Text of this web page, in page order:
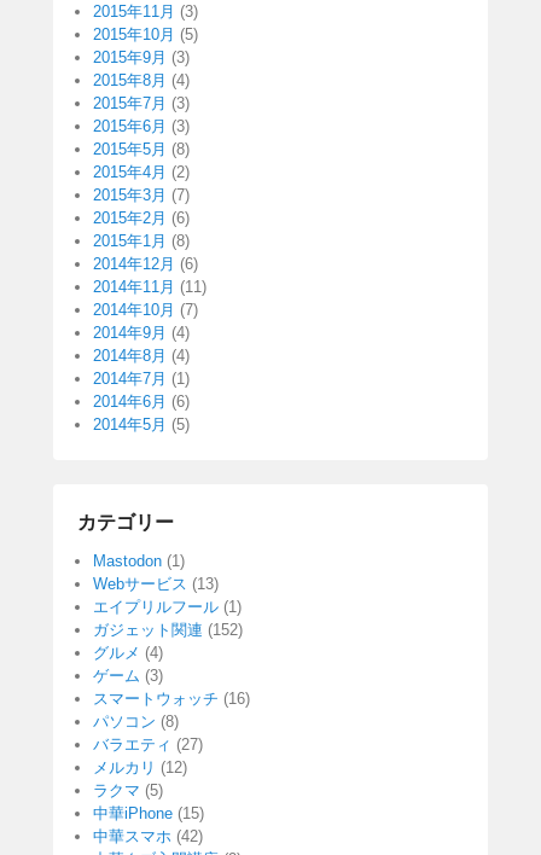
2015年11月 (3)
2015年10月 (5)
2015年9月 (3)
2015年8月 (4)
2015年7月 (3)
2015年6月 (3)
2015年5月 (8)
2015年4月 (2)
2015年3月 (7)
2015年2月 (6)
2015年1月 (8)
2014年12月 (6)
2014年11月 (11)
2014年10月 (7)
2014年9月 (4)
2014年8月 (4)
2014年7月 (1)
2014年6月 (6)
2014年5月 (5)
カテゴリー
Mastodon (1)
Webサービス (13)
エイプリルフール (1)
ガジェット関連 (152)
グルメ (4)
ゲーム (3)
スマートウォッチ (16)
パソコン (8)
バラエティ (27)
メルカリ (12)
ラクマ (5)
中華iPhone (15)
中華スマホ (42)